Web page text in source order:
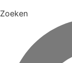
Zoeken